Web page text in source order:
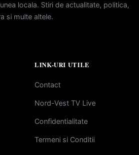
locala. Stiri de actualitate, politica,
si multe altele.
LINK-URI UTILE
Contact
Nord-Vest TV Live
Confidentialitate
Termeni si Conditii